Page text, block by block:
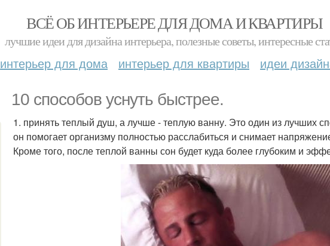
ВСЁ ОБ ИНТЕРЬЕРЕ ДЛЯ ДОМА И КВАРТИРЫ
лучшие идеи для дизайна интерьера, полезные советы, интересные
интерьер для дома интерьер для квартиры идеи
10 способов уснуть быстрее.
1. принять теплый душ, а лучше - теплую ванну. Это один из лучших
он помогает организму полностью расслабиться и снимает
Кроме того, после теплой ванны сон будет куда более глубоким и